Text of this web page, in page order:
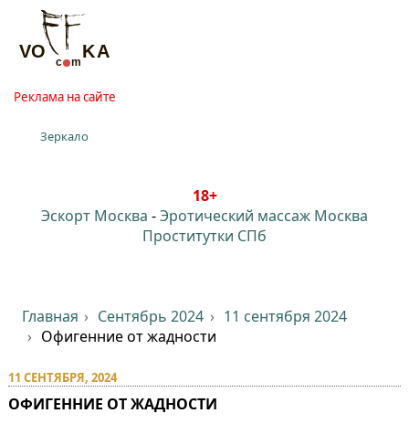
Реклама на сайте
Зеркало
18+
Эскорт Москва -Эротический массаж Москва
Проститутки СПб
Главная Сентябрь 2024
11 сентября 2024
Офигенние от жадности
11 СЕНТЯБРЯ, 2024
ОФИГЕННИЕ ОТ ЖАДНОСТИ